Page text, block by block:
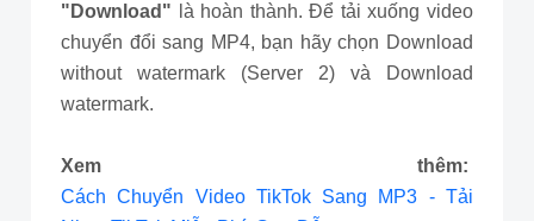
"Download" là hoàn thành. Để tải xuống video
chuyển đổi sang MP4, bạn hãy chọn Download
without watermark (Server 2) và Download
watermark.
Xem thêm:
Cách Chuyển Video TikTok Sang MP3 - Tải